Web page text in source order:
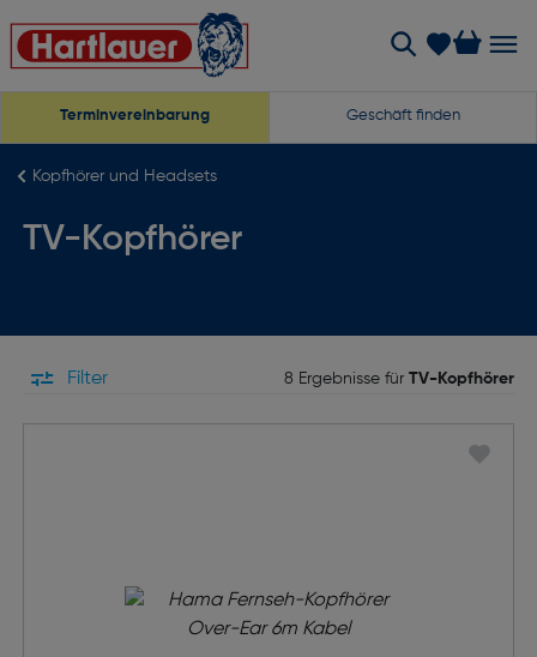
Terminvereinbarung Geschäft finden
Kopfhörer und Headsets
TV-Kopfhörer
Filter 8 Ergebnisse für TV-Kopfhörer